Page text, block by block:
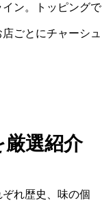
ン。トッピングで
ごとにチャーシュ
選紹介
れ歴史、味の個